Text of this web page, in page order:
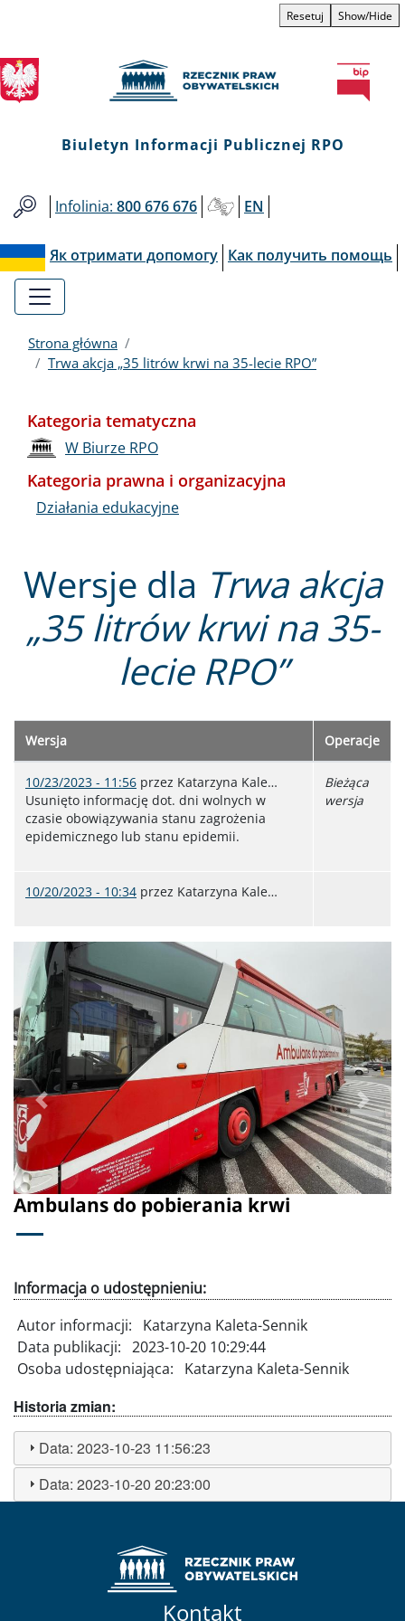
menu
głównego
treści
informacji
o
kontakcie
mapy
serwisu
Informacji
Publicznej
RPO
Resetuj Show/Hide
Biuletyn Informacji Publicznej RPO
Infolinia: 800 676 676 EN
Як отримати допомогу Как получить помощь
Strona główna
Trwa akcja „35 litrów krwi na 35-lecie RPO”
Wersje dla Trwa akcja
„35 litrów krwi na 35-
lecie RPO”
Wersja Operacje
10/23/2023 - 11:56 przez Katarzyna Kale…
Usunięto informację dot. dni wolnych w
czasie obowiązywania stanu zagrożenia
epidemicznego lub stanu epidemii.
Bieżąca
wersja
10/20/2023 - 10:34 przez Katarzyna Kale…
Ambulans do pobierania krwi
Poprzednie Dalej
Informacja o udostępnieniu:
Autor informacji:
Katarzyna Kaleta-Sennik
Data publikacji: 2023-10-20 10:29:44
Osoba udostępniająca:
Katarzyna Kaleta-Sennik
Historia zmian:
Data:2023-10-23 11:56:23
Data:2023-10-20 20:23:00
Kategoria tematyczna
W Biurze RPO
Kategoria prawna i organizacyjna
Działania edukacyjne
Kontakt